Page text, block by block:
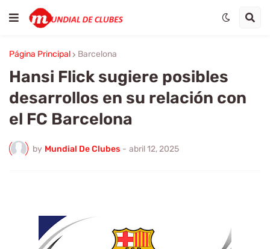
Página Principal Barcelona
Hansi Flick sugiere posibles
desarrollos en su relación con
el FC Barcelona
by Mundial De Clubes - abril 12, 2025